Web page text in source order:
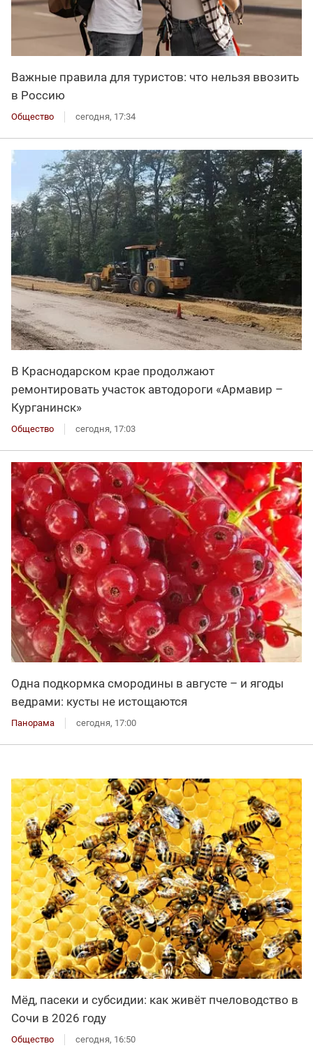
Важные правила для туристов: что нельзя ввозить
в Россию
Общество сегодня, 17:34
В Краснодарском крае продолжают
ремонтировать участок автодороги «Армавир –
Курганинск»
Общество сегодня, 17:03
Одна подкормка смородины в августе – и ягоды
ведрами: кусты не истощаются
Панорама сегодня, 17:00
Мёд, пасеки и субсидии: как живёт пчеловодство в
Сочи в 2026 году
Общество сегодня, 16:50